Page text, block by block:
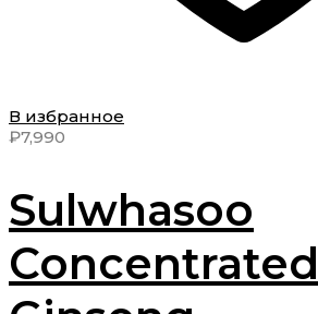
В избранное
₽7,990
Sulwhasoo
Concentrated